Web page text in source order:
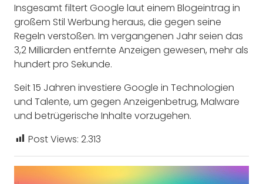
Insgesamt filtert Google laut einem Blogeintrag in
großem Stil Werbung heraus, die gegen seine
Regeln verstoßen. Im vergangenen Jahr seien das
3,2 Milliarden entfernte Anzeigen gewesen, mehr als
hundert pro Sekunde.
Seit 15 Jahren investiere Google in Technologien
und Talente, um gegen Anzeigenbetrug, Malware
und betrügerische Inhalte vorzugehen.
Post Views: 2.313